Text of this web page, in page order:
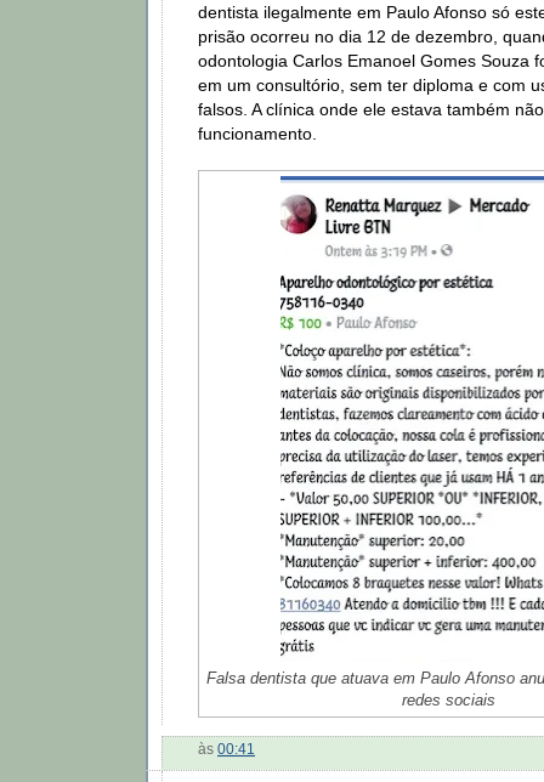
dentista ilegalmente em Paulo Afonso só
prisão ocorreu no dia 12 de dezembro,
odontologia Carlos Emanoel Gomes Souza
em um consultório, sem ter diploma e com
falsos. A clínica onde ele estava também
funcionamento.
Falsa dentista que atuava em Paulo Afonso
redes sociais
às 00:41